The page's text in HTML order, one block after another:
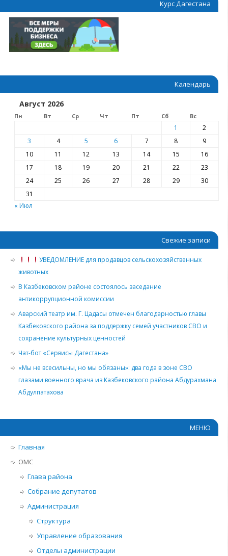
Курс Дагестана
Календарь
Август 2026
Пн Вт Ср Чт Пт Сб Вс
1
2
3
4 5 6 7 8
9
10
11 12 13 14 15
16
17
18 19 20 21 22
23
24
25 26 27 28 29
30
31
« Июл
Свежие записи
УВЕДОМЛЕНИЕ для продавцов сельскохозяйственных
животных
В Казбековском районе состоялось заседание
антикоррупционной комиссии
Аварский театр им. Г. Цадасы отмечен благодарностью главы
Казбековского района за поддержку семей участников СВО и
сохранение культурных ценностей
Чат-бот «Сервисы Дагестана»
«Мы не всесильны, но мы обязаны»: два года в зоне СВО
глазами военного врача из Казбековского района Абдурахмана
Абдулпатахова
МЕНЮ
Главная
ОМС
Глава района
Собрание депутатов
Администрация
Структура
Управление образования
Отделы администрации